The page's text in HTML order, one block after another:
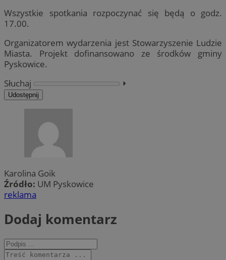
Wszystkie spotkania rozpoczynać się będą o godz.
17.00.
Organizatorem wydarzenia jest Stowarzyszenie Ludzie
Miasta. Projekt dofinansowano ze środków gminy
Pyskowice.
Słuchaj
⏵︎
Udostępnij
Karolina Goik
Źródło: UM Pyskowice
reklama
Dodaj komentarz